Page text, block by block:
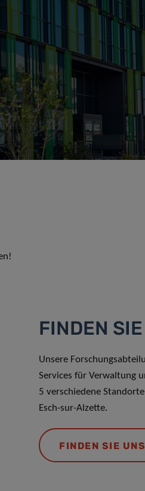
FINDEN
Unsere
Services für Verwaltung
5 verschiedene
Esch-sur-Alzette.
FINDEN SIE UNS